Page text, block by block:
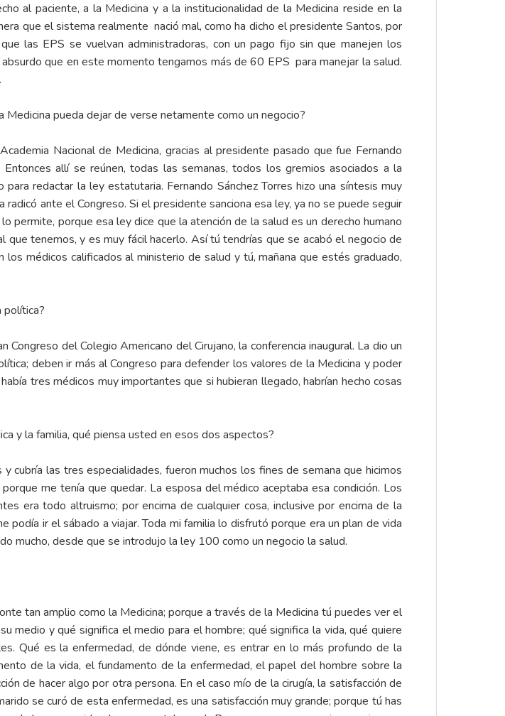
al paciente, a la Medicina y a la institucionalidad de la Medicina reside en la
que el sistema realmente nació mal, como ha dicho el presidente Santos, por
las EPS se vuelvan administradoras, con un pago fijo sin que manejen los
que en este momento tengamos más de 60 EPS para manejar la salud.
pueda dejar de verse netamente como un negocio?
Nacional de Medicina, gracias al presidente pasado que fue Fernando
allí se reúnen, todas las semanas, todos los gremios asociados a la
redactar la ley estatutaria. Fernando Sánchez Torres hizo una síntesis muy
ante el Congreso. Si el presidente sanciona esa ley, ya no se puede seguir
permite, porque esa ley dice que la atención de la salud es un derecho humano
tenemos, y es muy fácil hacerlo. Así tú tendrías que se acabó el negocio de
médicos calificados al ministerio de salud y tú, mañana que estés graduado,
política?
Congreso del Colegio Americano del Cirujano, la conferencia inaugural. La dio un
deben ir más al Congreso para defender los valores de la Medicina y poder
tres médicos muy importantes que si hubieran llegado, habrían hecho cosas
y la familia, qué piensa usted en esos dos aspectos?
cubría las tres especialidades, fueron muchos los fines de semana que hicimos
me tenía que quedar. La esposa del médico aceptaba esa condición. Los
era todo altruismo; por encima de cualquier cosa, inclusive por encima de la
ir el sábado a viajar. Toda mi familia lo disfrutó porque era un plan de vida
mucho, desde que se introdujo la ley 100 como un negocio la salud.
tan amplio como la Medicina; porque a través de la Medicina tú puedes ver el
medio y qué significa el medio para el hombre; qué significa la vida, qué quiere
Qué es la enfermedad, de dónde viene, es entrar en lo más profundo de la
de la vida, el fundamento de la enfermedad, el papel del hombre sobre la
de hacer algo por otra persona. En el caso mío de la cirugía, la satisfacción de
se curó de esta enfermedad, es una satisfacción muy grande; porque tú has